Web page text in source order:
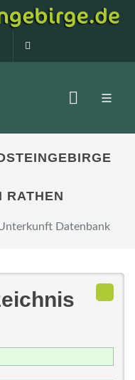
0160 99873408
RATHEN
Datenbank